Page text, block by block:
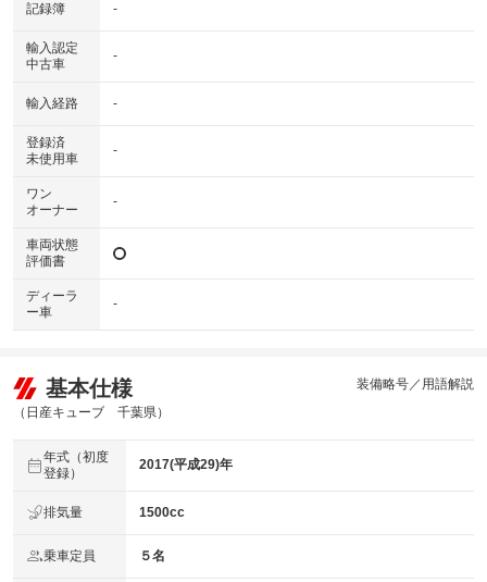
記録簿 -
輸入認定
中古車
-
輸入経路 -
登録済
未使用車
-
ワン
オーナー
-
車両状態
評価書
ディーラ
ー車
-
基本仕様
（日産キューブ 千葉県）
装備略号／用語解説
年式（初度
登録）
2017(平成29)年
排気量 1500cc
乗車定員 ５名